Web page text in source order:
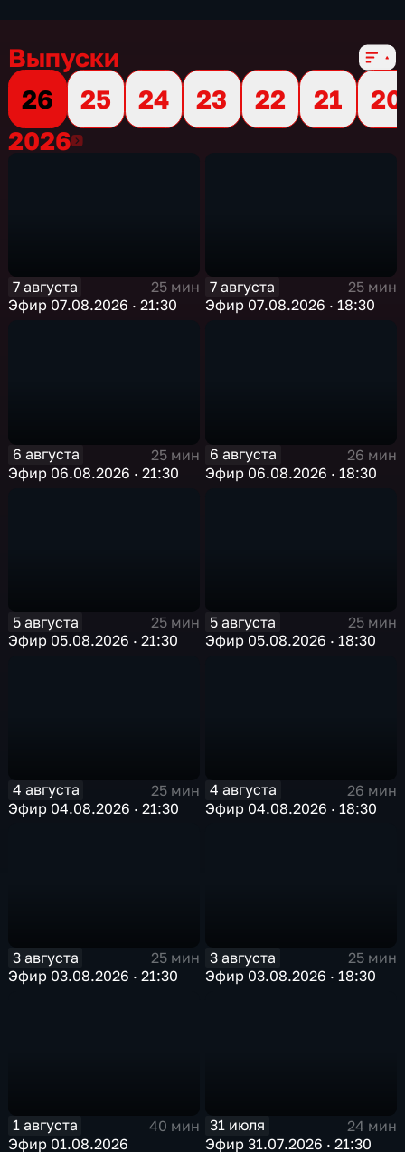
Выпуски
26
25 24 23 22 21
20
20262026
7 августа
25 мин
Эфир 07.08.2026 · 21:30
7 августа
25 мин
Эфир 07.08.2026 · 18:30
6 августа
25 мин
Эфир 06.08.2026 · 21:30
6 августа
26 мин
Эфир 06.08.2026 · 18:30
5 августа
25 мин
Эфир 05.08.2026 · 21:30
5 августа
25 мин
Эфир 05.08.2026 · 18:30
4 августа
25 мин
Эфир 04.08.2026 · 21:30
4 августа
26 мин
Эфир 04.08.2026 · 18:30
3 августа
25 мин
Эфир 03.08.2026 · 21:30
3 августа
25 мин
Эфир 03.08.2026 · 18:30
1 августа
40 мин
Эфир 01.08.2026
31 июля
24 мин
Эфир 31.07.2026 · 21:30